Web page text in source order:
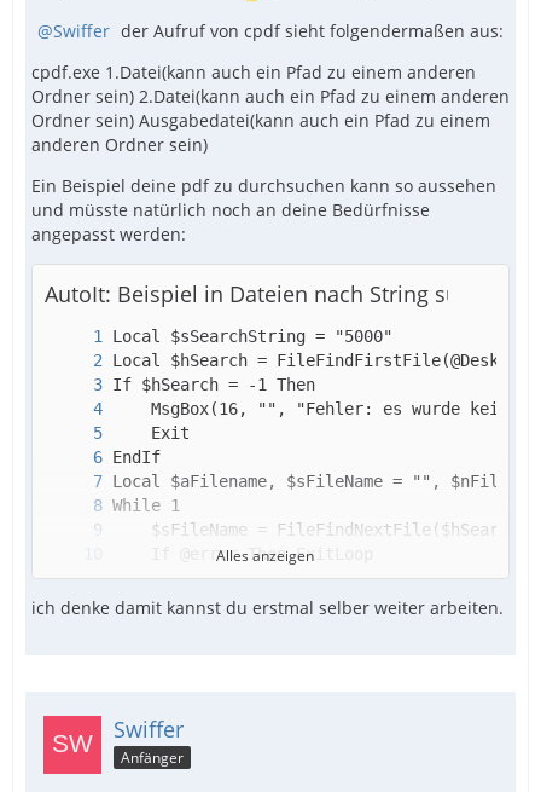
Swiffer der Aufruf von cpdf sieht folgendermaßen aus:
cpdf.exe 1.Datei(kann auch ein Pfad zu einem anderen
Ordner sein) 2.Datei(kann auch ein Pfad zu einem anderen
Ordner sein) Ausgabedatei(kann auch ein Pfad zu einem
anderen Ordner sein)
Ein Beispiel deine pdf zu durchsuchen kann so aussehen
und müsste natürlich noch an deine Bedürfnisse
angepasst werden:
AutoIt: Beispiel in Dateien nach String suchen
Alles anzeigen
ich denke damit kannst du erstmal selber weiter arbeiten.
Swiffer
Anfänger